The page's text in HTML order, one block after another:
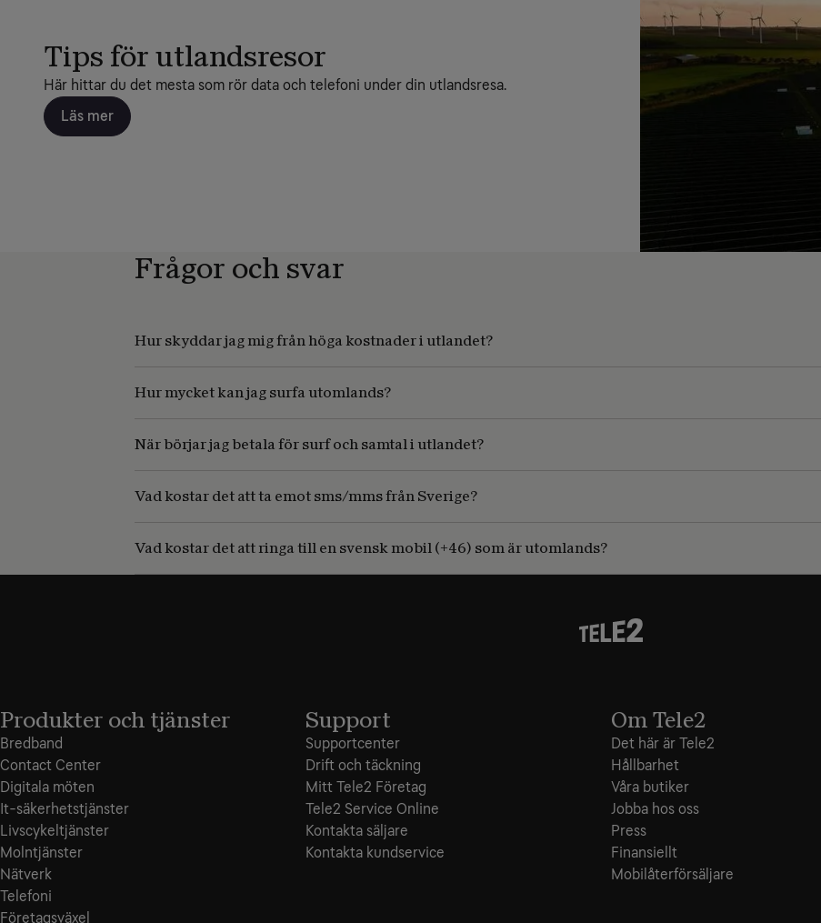
Tips för utlandsresor
Här hittar du det mesta som rör data och telefoni under din utlandsresa.
Läs mer
Frågor och svar
Hur skyddar jag mig från höga kostnader i utlandet?
Hur mycket kan jag surfa utomlands?
När börjar jag betala för surf och samtal i utlandet?
Vad kostar det att ta emot sms/mms från Sverige?
Vad kostar det att ringa till en svensk mobil (+46) som är utomlands?
Produkter och tjänster
Bredband
Contact Center
Digitala möten
It-säkerhetstjänster
Livscykeltjänster
Molntjänster
Nätverk
Telefoni
Företagsväxel
Support
Supportcenter
Drift och täckning
Mitt Tele2 Företag
Tele2 Service Online
Kontakta säljare
Kontakta kundservice
Om Tele2
Det här är Tele2
Hållbarhet
Våra butiker
Jobba hos oss
Press
Finansiellt
Mobilåterförsäljare